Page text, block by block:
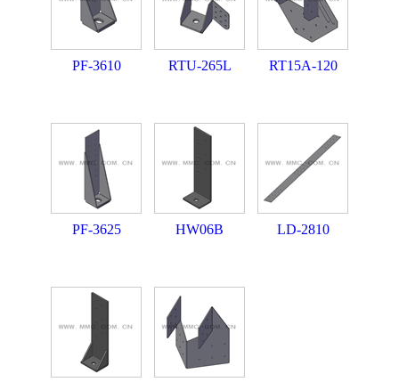
PF-3610 RTU-265L RT15A-120
PF-3625 HW06B LD-2810